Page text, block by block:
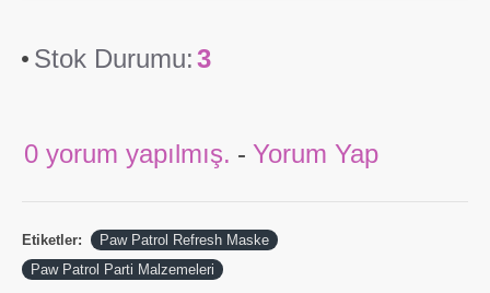
Stok Durumu:3
0 yorum yapılmış. - Yorum Yap
Etiketler:
Paw Patrol Refresh Maske
Paw Patrol Parti Malzemeleri